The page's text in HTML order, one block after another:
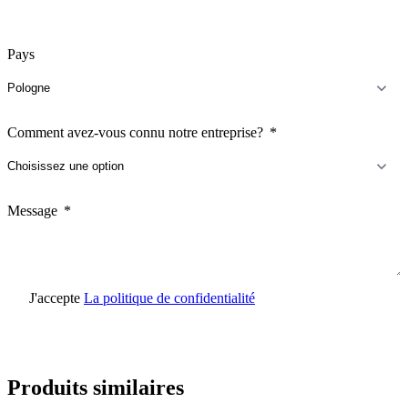
Pays
Comment avez-vous connu notre entreprise?
Message
J'accepte La politique de confidentialité
Produits similaires